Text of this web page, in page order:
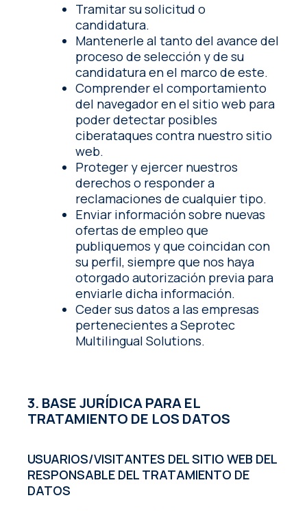
Tramitar su solicitud o
candidatura.
Mantenerle al tanto del avance del
proceso de selección y de su
candidatura en el marco de este.
Comprender el comportamiento
del navegador en el sitio web para
poder detectar posibles
ciberataques contra nuestro sitio
web.
Proteger y ejercer nuestros
derechos o responder a
reclamaciones de cualquier tipo.
Enviar información sobre nuevas
ofertas de empleo que
publiquemos y que coincidan con
su perfil, siempre que nos haya
otorgado autorización previa para
enviarle dicha información.
Ceder sus datos a las empresas
pertenecientes a Seprotec
Multilingual Solutions.
3. BASE JURÍDICA PARA EL
TRATAMIENTO DE LOS DATOS
USUARIOS/VISITANTES DEL SITIO WEB DEL
RESPONSABLE DEL TRATAMIENTO DE
DATOS